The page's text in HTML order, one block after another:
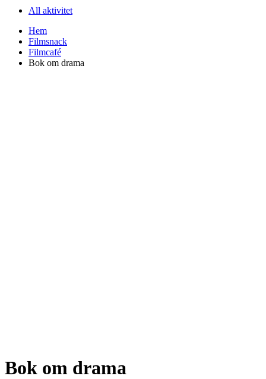
All aktivitet
Hem
Filmsnack
Filmcafé
Bok om drama
Bok om drama